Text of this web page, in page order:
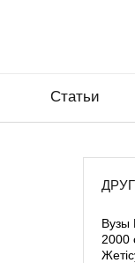
Статьи
Вузы
2000